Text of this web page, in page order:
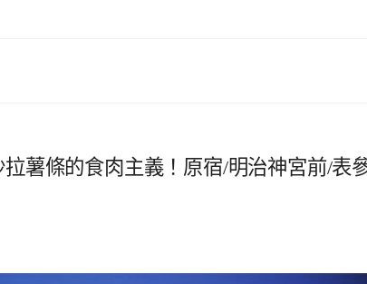
薯條的食肉主義！原宿/明治神宮前/表